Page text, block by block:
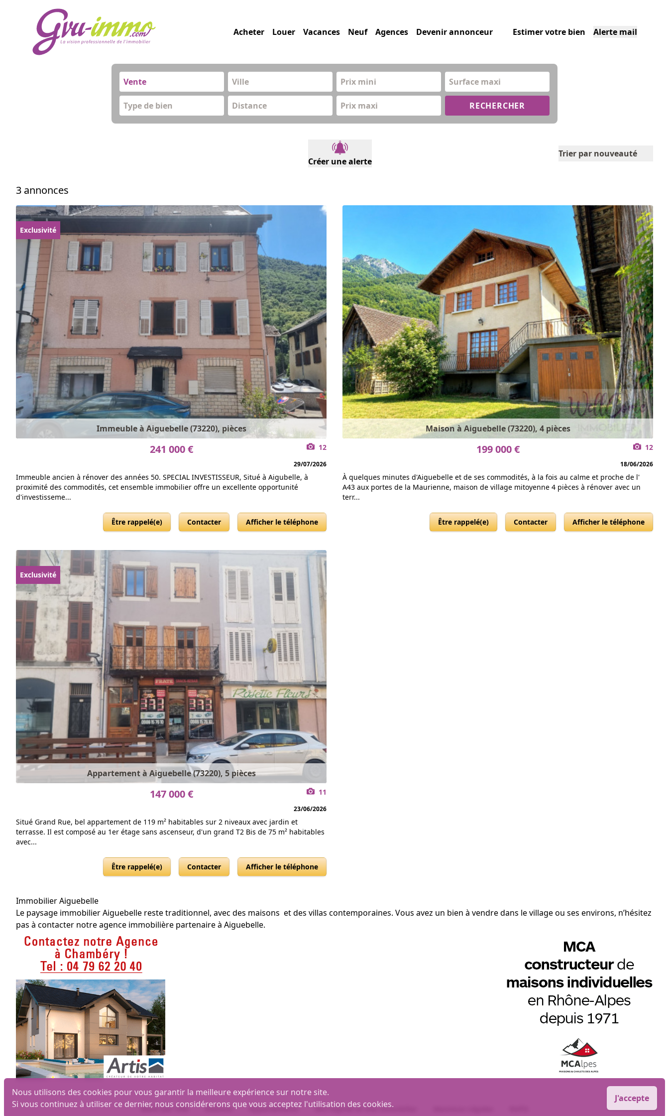
Acheter Louer Vacances Neuf Agences Devenir annonceur Estimer votre bien Alerte mail
Vente
Type de bien Distance
Prix mini
Prix maxi
Surface maxi
RECHERCHER
Créer une alerte
Trier par nouveauté
3 annonces
Immeuble à Aiguebelle (73220), pièces
Exclusivité
241 000 € 12
29/07/2026
Immeuble ancien à rénover des années 50. SPECIAL INVESTISSEUR, Situé à Aigubelle, à
proximité des commodités, cet ensemble immobilier offre un excellente opportunité
d'investisseme...
Être rappelé(e) Contacter Afficher le téléphone
Maison à Aiguebelle (73220), 4 pièces
199 000 € 12
18/06/2026
À quelques minutes d'Aiguebelle et de ses commodités, à la fois au calme et proche de l'
A43 aux portes de la Maurienne, maison de village mitoyenne 4 pièces à rénover avec un
terr...
Être rappelé(e) Contacter Afficher le téléphone
Appartement à Aiguebelle (73220), 5 pièces
Exclusivité
147 000 € 11
23/06/2026
Situé Grand Rue, bel appartement de 119 m² habitables sur 2 niveaux avec jardin et
terrasse. Il est composé au 1er étage sans ascenseur, d'un grand T2 Bis de 75 m² habitables
avec...
Être rappelé(e) Contacter Afficher le téléphone
Immobilier Aiguebelle
Le paysage immobilier Aiguebelle reste traditionnel, avec des maisons et des villas contemporaines. Vous avez un bien à vendre dans le village ou ses environs, n’hésitez
pas à contacter notre agence immobilière partenaire à Aiguebelle.
Nous utilisons des cookies pour vous garantir la meilleure expérience sur notre site.
Si vous continuez à utiliser ce dernier, nous considérerons que vous acceptez l'utilisation des cookies.
J'accepte
Biens par ville Maisons Appartements MLI logiciel et site immobilier